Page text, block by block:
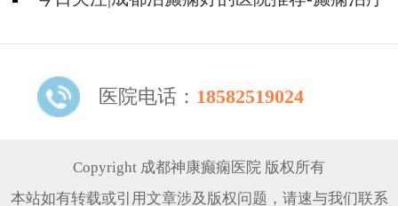
医院电话： 18582519024
Copyright 成都神康癫痫医院 版权所有
本站如有转载或引用文章涉及版权问题，请速与我们联系